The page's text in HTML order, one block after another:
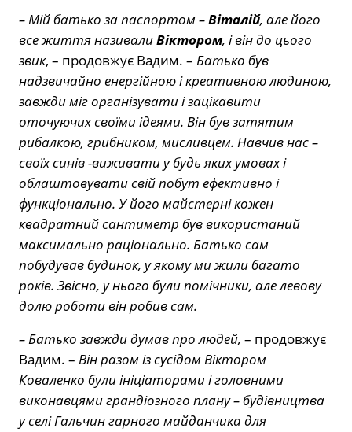
– Мій батько за паспортом –Віталій, але його
все життя називалиВіктором, і він до цього
звик, – продовжує Вадим. – Батько був
надзвичайно енергійною і креативною людиною,
завжди міг організувати і зацікавити
оточуючих своїми ідеями. Він був затятим
рибалкою, грибником, мисливцем. Навчив нас –
своїх синів -виживати у будь яких умовах і
облаштовувати свій побут ефективно і
функціонально. У його майстерні кожен
квадратний сантиметр був використаний
максимально раціонально. Батько сам
побудував будинок, у якому ми жили багато
років. Звісно, у нього були помічники, але левову
долю роботи він робив сам.
– Батько завжди думав про людей, – продовжує
Вадим. – Він разом із сусідом Віктором
Коваленко були ініціаторами і головними
виконавцями грандіозного плану – будівництва
у селі Гальчин гарного майданчика для